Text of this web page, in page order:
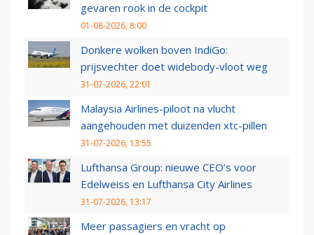
gevaren rook in de cockpit
01-08-2026, 8:00
Donkere wolken boven IndiGo:
prijsvechter doet widebody-vloot weg
31-07-2026, 22:01
Malaysia Airlines-piloot na vlucht
aangehouden met duizenden xtc-pillen
31-07-2026, 13:55
Lufthansa Group: nieuwe CEO’s voor
Edelweiss en Lufthansa City Airlines
31-07-2026, 13:17
Meer passagiers en vracht op